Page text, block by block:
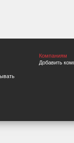
Компаниям
Добавить